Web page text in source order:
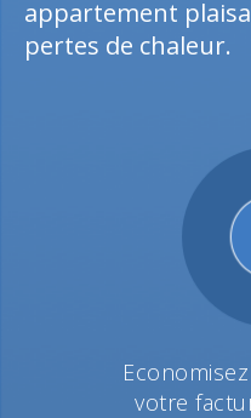
appartement
pertes de chaleur.
votre